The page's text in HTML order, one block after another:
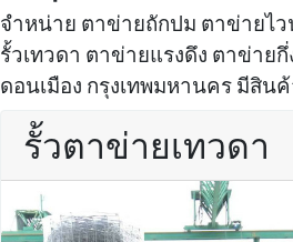
จำหน่าย ตาข่ายถักปม ตาข่ายไ
รั้วเทวดา ตาข่ายแรงดึง ตาข่าย
ดอนเมือง กรุงเทพมหานคร มีสิน
รั้วตาข่ายเทวดา